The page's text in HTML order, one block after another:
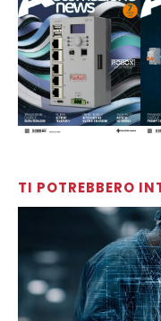
TI POTREBBERO